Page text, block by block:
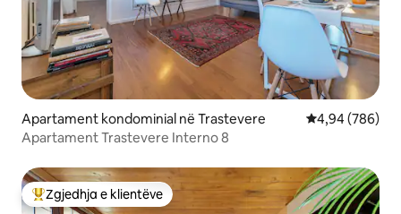
Apartament kondominial në Trastevere Vlerësimi
4,94 (786)
Apartament Trastevere Interno 8
Më të mirat e zgjedhjeve të klientëve
Zgjedhja e klientëve